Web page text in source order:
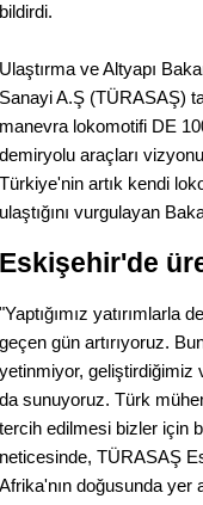
bildirdi.
Ulaştırma ve Altyapı
Sanayi A.Ş (TÜRASAŞ)
manevra lokomotifi DE
demiryolu araçları
Türkiye'nin artık kendi
ulaştığını vurgulayan
Eskişehir'de
"Yaptığımız yatırımlarla
geçen gün artırıyoruz.
yetinmiyor, geliştirdiğimiz
da sunuyoruz. Türk
tercih edilmesi bizler için
neticesinde, TÜRASAŞ
Afrika'nın doğusunda yer